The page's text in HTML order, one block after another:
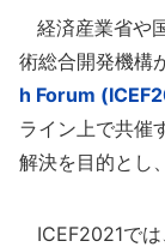
経済産業省や
術総合開発機構
h Forum
ライン上で共催
解決を目的とし
ICEF2021では